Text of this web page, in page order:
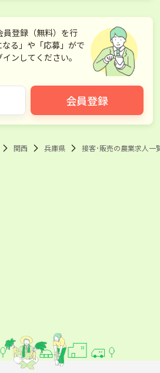
員登録（無料）を行
る」や「応募」がで
ンしてください。
会員登録
関西 兵庫県 接客･販売の農業求人一